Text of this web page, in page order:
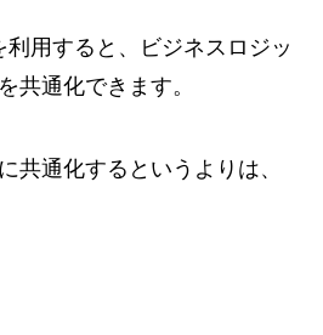
用すると、ビジネスロジッ
共通化できます。
共通化するというよりは、